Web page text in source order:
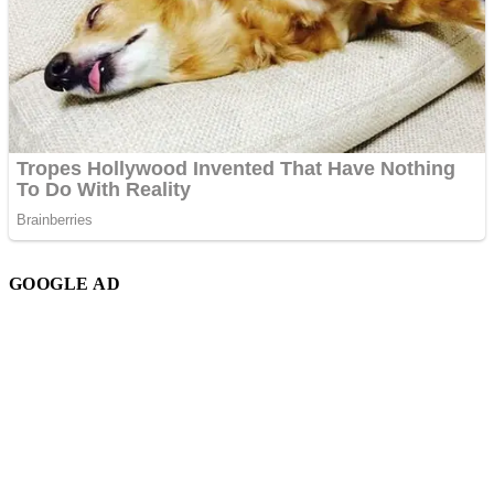
GOOGLE AD